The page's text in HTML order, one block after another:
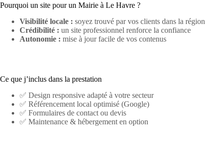
Pourquoi un site pour un Mairie à Le Havre ?
Visibilité locale : soyez trouvé par vos clients dans la région
Crédibilité : un site professionnel renforce la confiance
Autonomie : mise à jour facile de vos contenus
Ce que j’inclus dans la prestation
✅ Design responsive adapté à votre secteur
✅ Référencement local optimisé (Google)
✅ Formulaires de contact ou devis
✅ Maintenance & hébergement en option